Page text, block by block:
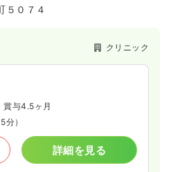
５０７４
クリニック
賞与4.5ヶ月
分）
詳細を見る